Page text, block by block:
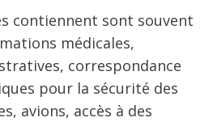
contiennent sont souvent
médicales,
correspondance
pour la sécurité des
avions, accès à des